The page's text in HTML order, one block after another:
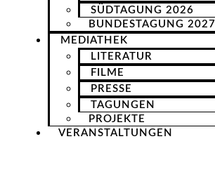
SÜDTAGUNG 2026
BUNDESTAGUNG 2027
MEDIATHEK
LITERATUR
FILME
PRESSE
TAGUNGEN
PROJEKTE
VERANSTALTUNGEN